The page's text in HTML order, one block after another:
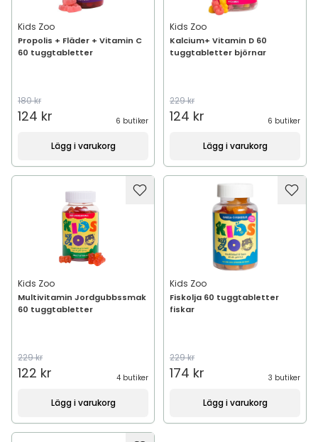
Kids Zoo
Propolis + Fläder + Vitamin C
60 tuggtabletter
180 kr
124 kr 6 butiker
Lägg i varukorg
Kids Zoo
Kalcium+ Vitamin D 60
tuggtabletter björnar
229 kr
124 kr 6 butiker
Lägg i varukorg
Kids Zoo
Multivitamin Jordgubbssmak
60 tuggtabletter
229 kr
122 kr 4 butiker
Lägg i varukorg
Kids Zoo
Fiskolja 60 tuggtabletter
fiskar
229 kr
174 kr 3 butiker
Lägg i varukorg